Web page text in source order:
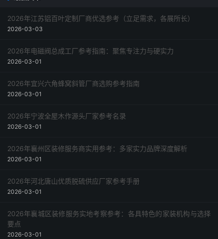
选购指南与总结建议
2026年江苏铝百叶定制厂商优选参考（立足需求，各展所长）
2026-03-03
2026年电磁阀总成工厂参考指南：聚焦专注力与硬实力
2026-03-01
2026年宜兴六角蜂窝斜管厂商选购参考指南
2026-03-01
2026年宁波全屋木作源头厂家参考名录
2026-03-01
2026年襄州区装修服务商实用参考：多家实力品牌深度解析
2026-03-01
2026年河北唐山优质脱硫供应厂家参考手册
2026-03-01
2026年襄城区装修服务实地考察参考：各具特色的家装机构与选择
要点
2026-03-01